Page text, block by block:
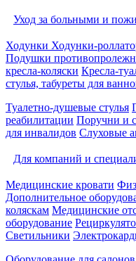
Уход за больными и
Ходунки Ходунки-
Подушки
кресла-коляски Кресла-
стулья, табуреты для
Туалетно-душевые стулья
реабилитации Поручни и
для инвалидов Слуховые
Для компаний и
Медицинские кровати
Дополнительное
коляскам Медицинские
оборудование
Светильники